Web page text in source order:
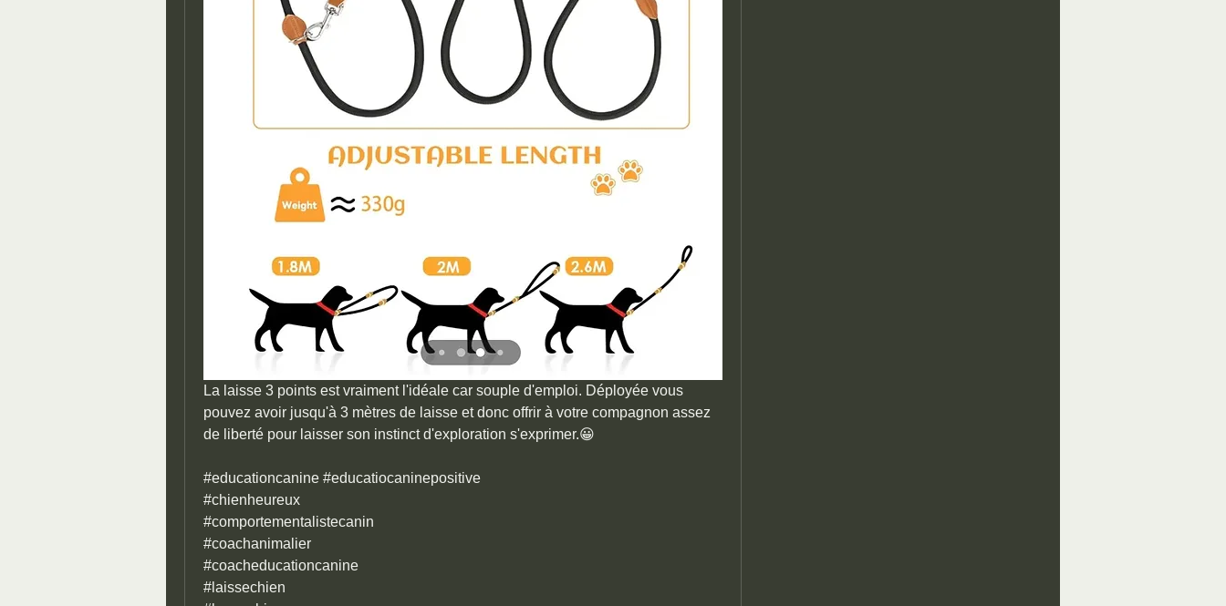
La laisse 3 points est vraiment l'idéale car souple d'emploi. Déployée vous
pouvez avoir jusqu'à 3 mètres de laisse et donc offrir à votre compagnon assez
de liberté pour laisser son instinct d'exploration s'exprimer.😀
#educationcanine #educatiocaninepositive
#chienheureux
#comportementalistecanin
#coachanimalier
#coacheducationcanine
#laissechien